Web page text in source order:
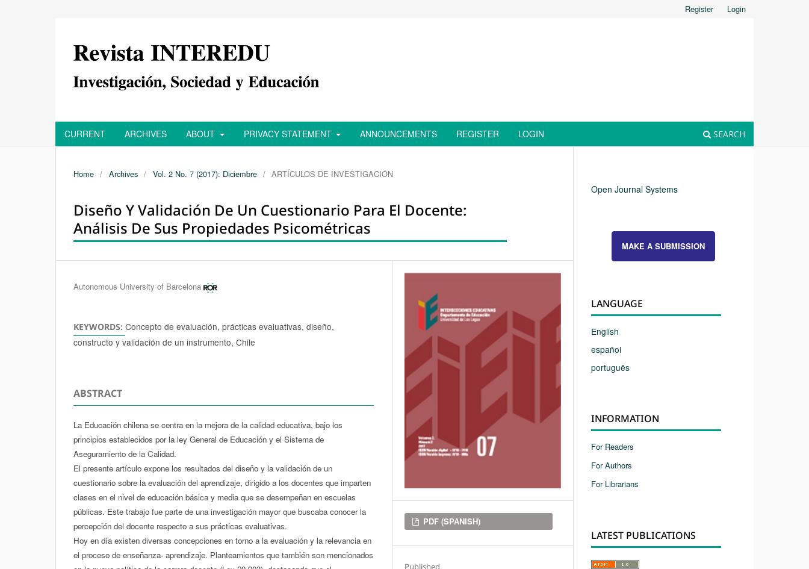
CURRENT ARCHIVES ABOUT PRIVACY STATEMENT ANNOUNCEMENTS REGISTER LOGIN SEARCH
Register Login
Home / Archives / Vol. 2 No. 7 (2017): Diciembre / ARTÍCULOS DE INVESTIGACIÓN
Diseño Y Validación De Un Cuestionario Para El Docente:
Análisis De Sus Propiedades Psicométricas
Authors
Autonomous University of Barcelona
KEYWORDS: Concepto de evaluación, prácticas evaluativas, diseño,
constructo y validación de un instrumento, Chile
ABSTRACT
La Educación chilena se centra en la mejora de la calidad educativa, bajo los
principios establecidos por la ley General de Educación y el Sistema de
Aseguramiento de la Calidad.
El presente artículo expone los resultados del diseño y la validación de un
cuestionario sobre la evaluación del aprendizaje, dirigido a los docentes que imparten
clases en el nivel de educación básica y media que se desempeñan en escuelas
públicas. Este trabajo fue parte de una investigación mayor que buscaba conocer la
percepción del docente respecto a sus prácticas evaluativas.
Hoy en día existen diversas concepciones en torno a la evaluación y la relevancia en
el proceso de enseñanza- aprendizaje. Planteamientos que también son mencionados
Downloads
PDF (SPANISH)
Published
Open Journal Systems
MAKE A SUBMISSION
LANGUAGE
English
español
português
INFORMATION
For Readers
For Authors
For Librarians
LATEST PUBLICATIONS